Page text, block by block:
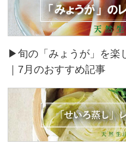
▶旬の「みょうが」を楽
｜7月のおすすめ記事